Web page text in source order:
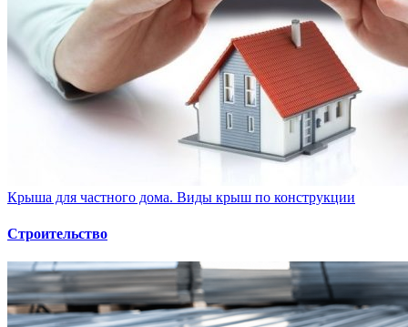
Крыша для частного дома. Виды крыш по конструкции
Строительство